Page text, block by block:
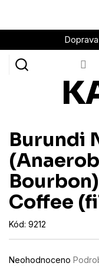
obsah
Burundi
Coffee
Kód: 9212
Průměrné
Neohodnoceno